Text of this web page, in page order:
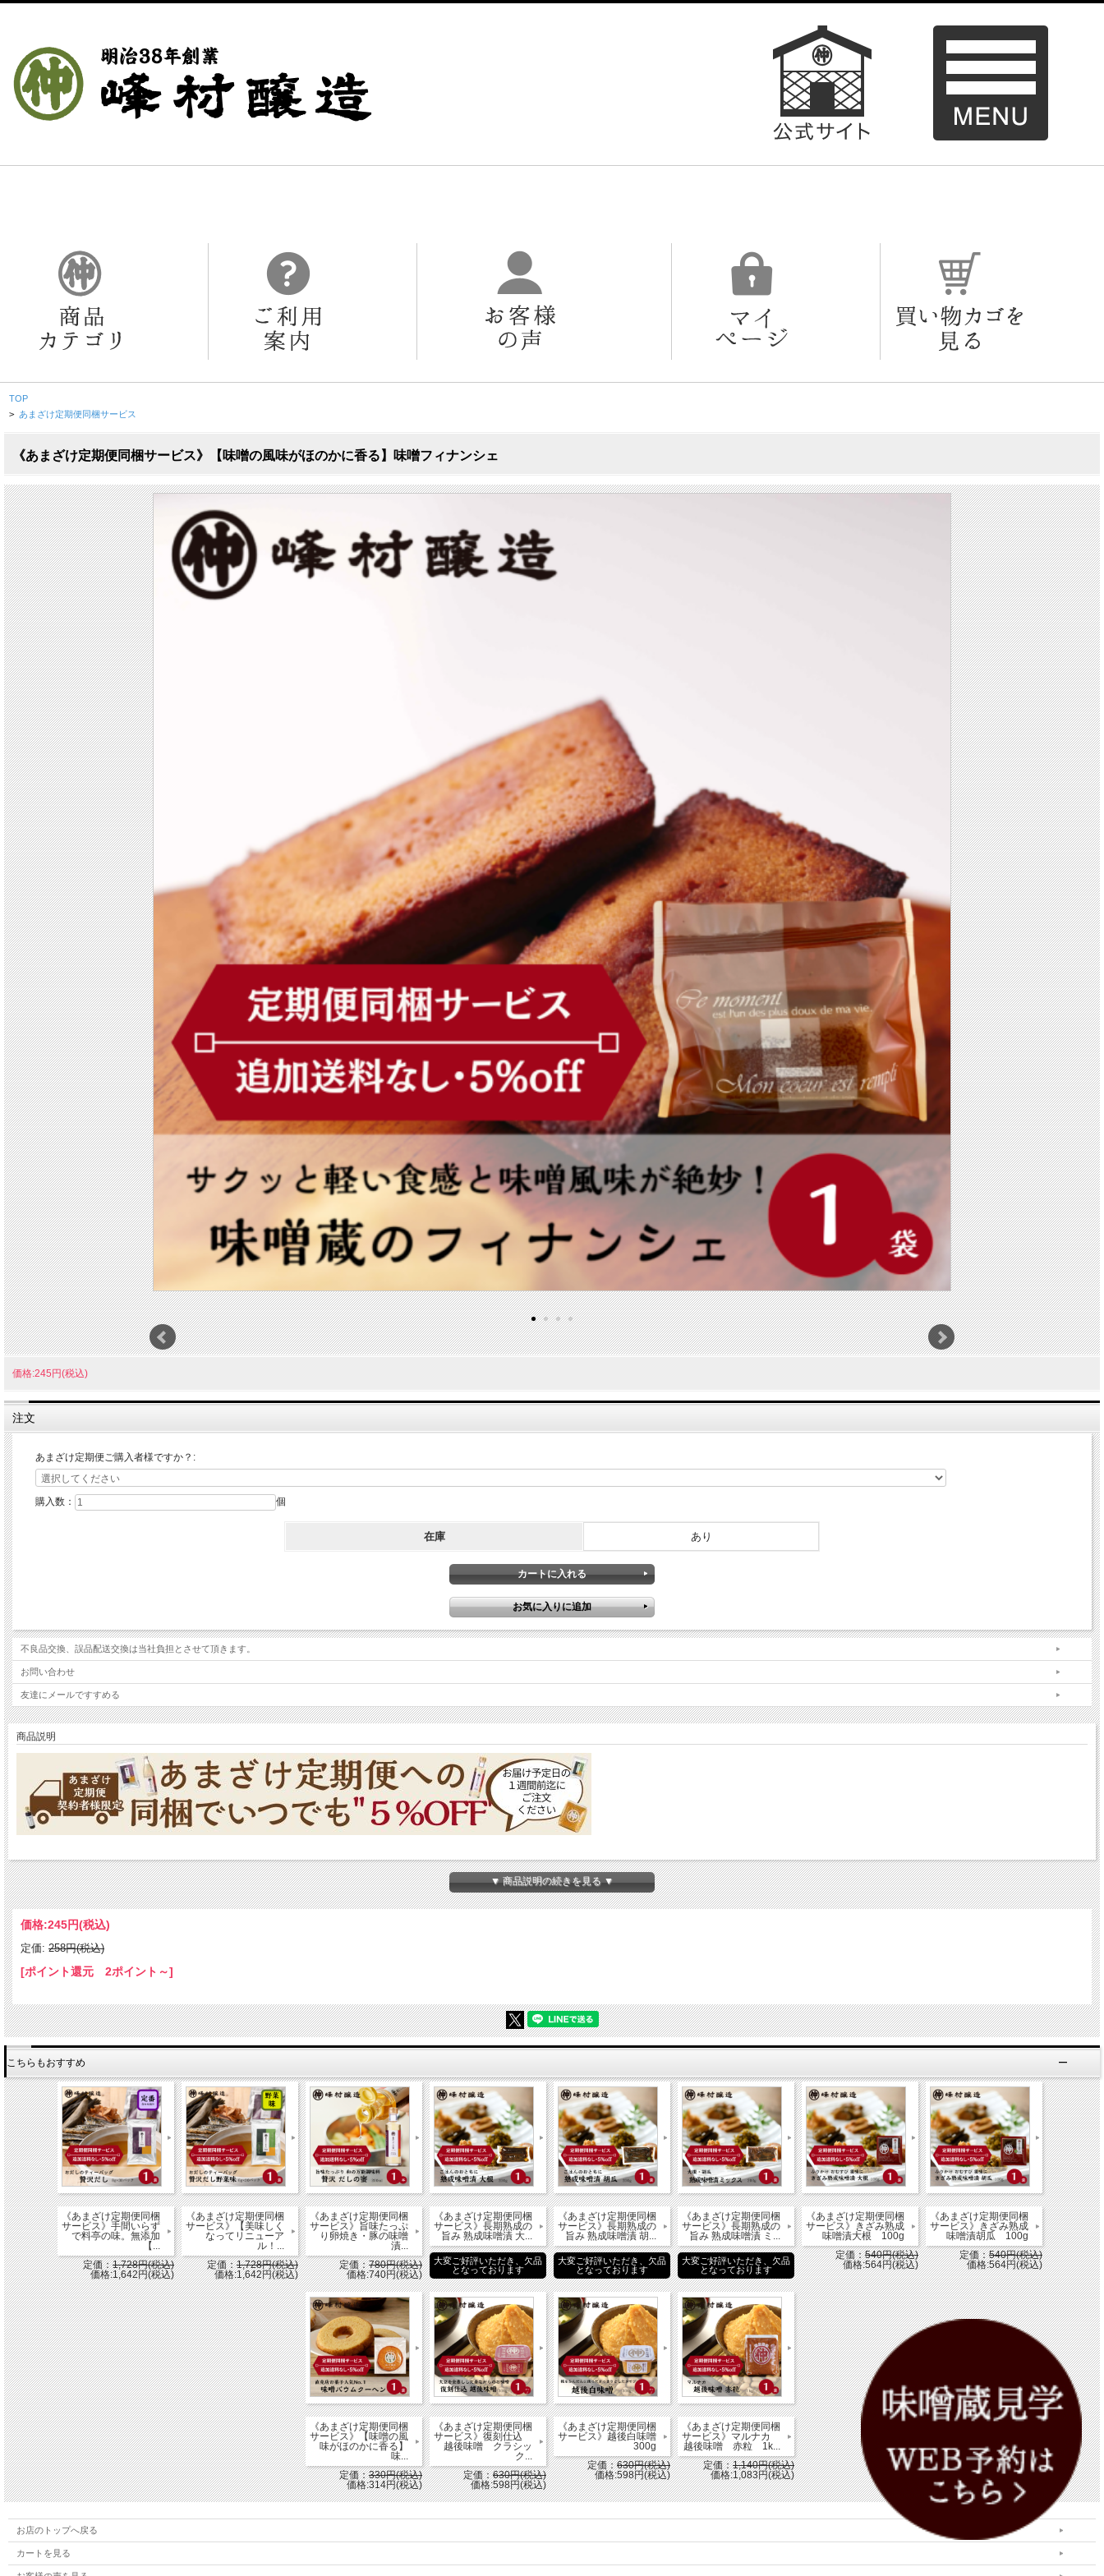
TOP
> あまざけ定期便同梱サービス
《あまざけ定期便同梱サービス》【味噌の風味がほのかに香る】味噌フィナンシェ
価格:245円(税込)
注文
あまざけ定期便ご購入者様ですか？:
購入数： 個
在庫 あり
不良品交換、誤品配送交換は当社負担とさせて頂きます。
お問い合わせ
友達にメールですすめる
商品説明
こちらは「あまざけ定期便」契約者様限定のサービスです。
ご契約中の定期便のお届け予定日1週間前迄にご注文下さい。
次回定期便お届け時、商品を同梱いたします。
味噌の風味がほのかに香る焼き菓子！ 味噌フィナンシェ
【商品説明】
お土産にご自宅用に！直売店人のお菓子はプチギフトからご自宅用まで幅広くお使いいただけます。
【原料】
生クリーム、洋酒/ペーキングパウダー、香料
（一部に乳成分、卵、大豆を含む）
【賞味期限】
製造日から60日
【栄養成分】（製品1袋あたり）
エネルギー / 148kcal
タンパク質 / 2.3g
脂質 / 10.0g
炭水化物 / 12.2g
食塩相当量 / 0.07g
▼ 商品説明の続きを見る ▼
価格:245円(税込)
定価: 258円(税込)
[ポイント還元 2ポイント～]
こちらもおすすめ
《あまざけ定期便同梱
サービス》手間いらず
で料亭の味。無添加
【...
定価：1,728円(税込)
価格:1,642円(税込)
《あまざけ定期便同梱
サービス》【美味しく
なってリニューア
ル！...
定価：1,728円(税込)
価格:1,642円(税込)
《あまざけ定期便同梱
サービス》旨味たっぷ
り卵焼き・豚の味噌
漬...
定価：780円(税込)
価格:740円(税込)
《あまざけ定期便同梱
サービス》長期熟成の
旨み 熟成味噌漬 大...
大変ご好評いただき、欠品
となっております
《あまざけ定期便同梱
サービス》長期熟成の
旨み 熟成味噌漬 胡...
大変ご好評いただき、欠品
となっております
《あまざけ定期便同梱
サービス》長期熟成の
旨み 熟成味噌漬 ミ...
大変ご好評いただき、欠品
となっております
《あまざけ定期便同梱
サービス》きざみ熟成
味噌漬大根 100g
定価：540円(税込)
価格:564円(税込)
《あまざけ定期便同梱
サービス》きざみ熟成
味噌漬胡瓜 100g
定価：540円(税込)
価格:564円(税込)
《あまざけ定期便同梱
サービス》【味噌の風
味がほのかに香る】
味...
定価：330円(税込)
価格:314円(税込)
《あまざけ定期便同梱
サービス》復刻仕込
越後味噌 クラシッ
ク...
定価：630円(税込)
価格:598円(税込)
《あまざけ定期便同梱
サービス》越後白味噌
300g
定価：630円(税込)
価格:598円(税込)
《あまざけ定期便同梱
サービス》マルナカ
越後味噌 赤粒 1k...
定価：1,140円(税込)
価格:1,083円(税込)
お店のトップへ戻る
カートを見る